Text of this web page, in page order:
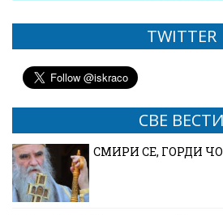
TWITTER
СВЕ ВЕСТИ
СМИРИ СЕ, ГОРДИ